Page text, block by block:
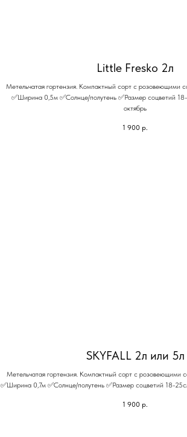
Little Fresko 2л
Метельчатая гортензия. Компактный сорт с розовеющими
✅Ширина 0,5м ✅Солнце/полутень ✅Размер соцветий
октябрь
1 900 р.
SKYFALL 2л или 5л
Метельчатая гортензия. Компактный сорт с розовеющими
✅Ширина 0,7м ✅Солнце/полутень ✅Размер соцветий 18-
1 900 р.